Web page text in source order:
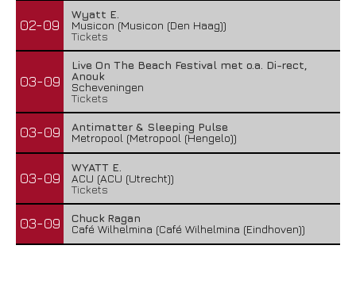
02-09
Wyatt E.
Musicon (Musicon (Den Haag))
Tickets
03-09
Live On The Beach Festival met o.a. Di-rect,
Anouk
Scheveningen
Tickets
03-09
Antimatter & Sleeping Pulse
Metropool (Metropool (Hengelo))
03-09
WYATT E.
ACU (ACU (Utrecht))
Tickets
03-09
Chuck Ragan
Café Wilhelmina (Café Wilhelmina (Eindhoven))